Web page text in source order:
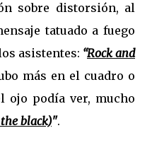
sobre distorsión, al
tatuado a fuego
asistentes: “Rock and
más en el cuadro o
ojo podía ver, mucho
black)".